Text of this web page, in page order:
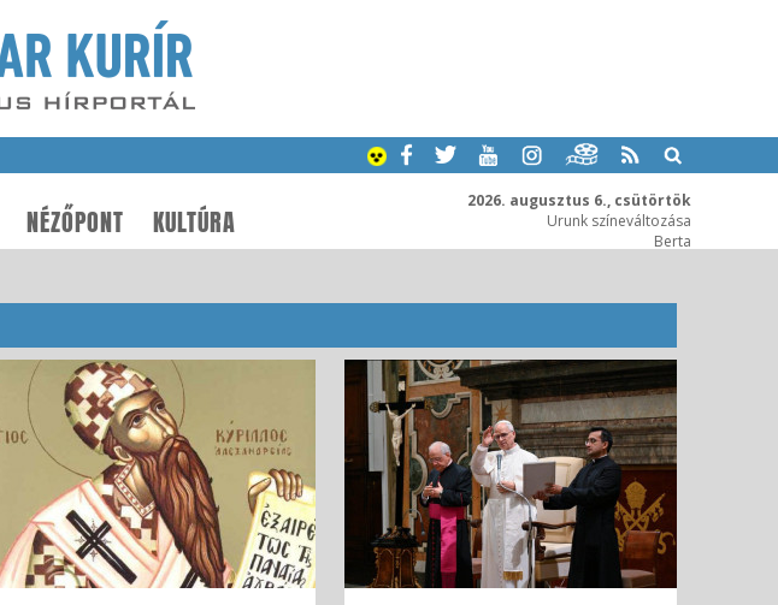
2026. augusztus 6., csütörtök
Urunk színeváltozása
Berta
NÉZŐPONT KULTÚRA